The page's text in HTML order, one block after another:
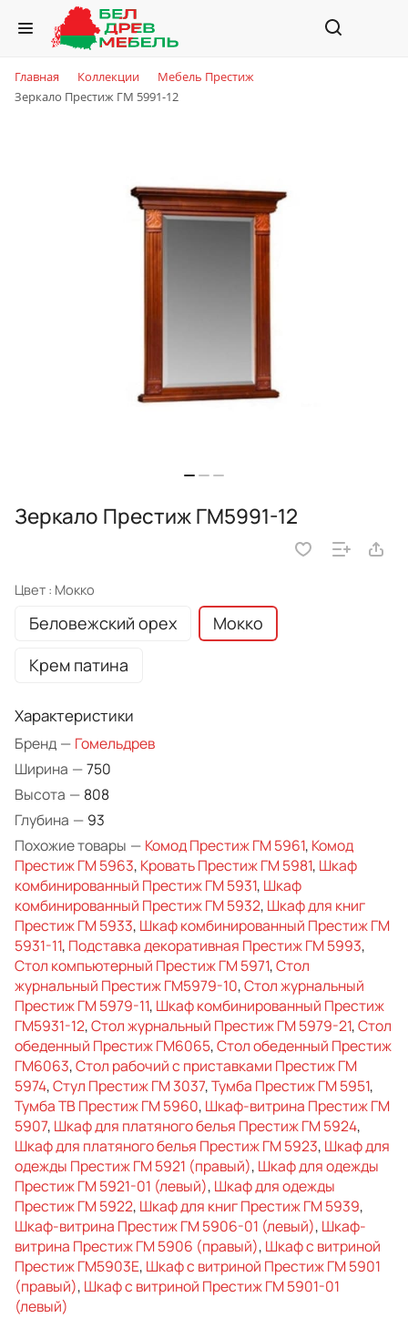
Главная Коллекции
Мебель Престиж
Зеркало Престиж ГМ 5991-12
Зеркало Престиж ГМ5991-12
Цвет : Мокко
Беловежский орех
Мокко
Крем патина
Характеристики
Бренд — Гомельдрев
Ширина —750
Высота — 808
Глубина — 93
Похожие товары — Комод Престиж ГМ 5961, Комод
Престиж ГМ 5963, Кровать Престиж ГМ 5981, Шкаф
комбинированный Престиж ГМ 5931, Шкаф
комбинированный Престиж ГМ 5932, Шкаф для книг
Престиж ГМ 5933, Шкаф комбинированный Престиж ГМ
5931-11, Подставка декоративная Престиж ГМ 5993,
Стол компьютерный Престиж ГМ 5971,Стол
журнальный Престиж ГМ5979-10,Стол журнальный
Престиж ГМ 5979-11, Шкаф комбинированный Престиж
ГМ5931-12,Стол журнальный Престиж ГМ 5979-21,Стол
обеденный Престиж ГМ6065,Стол обеденный Престиж
ГМ6063,Стол рабочий с приставками Престиж ГМ
5974,Стул Престиж ГМ 3037,Тумба Престиж ГМ 5951,
Тумба ТВ Престиж ГМ 5960, Шкаф-витрина Престиж ГМ
5907, Шкаф для платяного белья Престиж ГМ 5924,
Шкаф для платяного белья Престиж ГМ 5923, Шкаф для
одежды Престиж ГМ 5921 (правый), Шкаф для одежды
Престиж ГМ 5921-01 (левый), Шкаф для одежды
Престиж ГМ 5922, Шкаф для книг Престиж ГМ 5939,
Шкаф-витрина Престиж ГМ 5906-01 (левый), Шкаф-
витрина Престиж ГМ 5906 (правый), Шкаф с витриной
Престиж ГМ5903Е, Шкаф с витриной Престиж ГМ 5901
(правый), Шкаф с витриной Престиж ГМ 5901-01
(левый)